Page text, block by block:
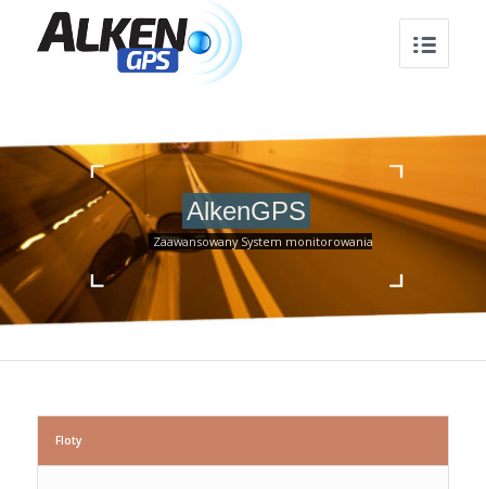
AlkenGPS
Zaawansowany System monitorowania
Floty